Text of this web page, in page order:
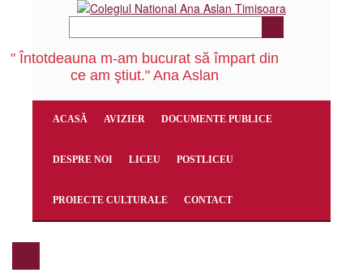
" Întotdeauna m-am bucurat să împart din
ce am ştiut." Ana Aslan
ACASĂ AVIZIER DOCUMENTE PUBLICE
DESPRE NOI LICEU POSTLICEU
PROIECTE CULTURALE CONTACT